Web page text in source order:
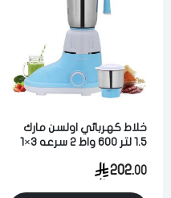
خلاط كهربائي اولسن مارك
1.5 لتر 600 واط 2 سرعه 3×1
202.00